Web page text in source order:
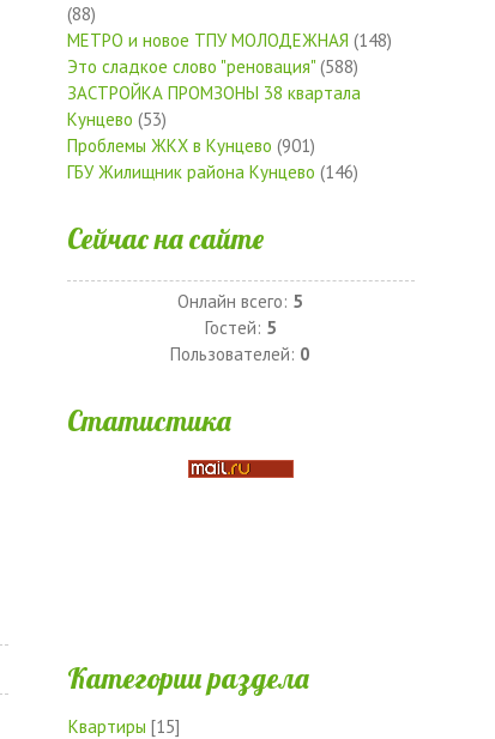
(88)
МЕТРО и новое ТПУ МОЛОДЕЖНАЯ (148)
Это сладкое слово "реновация"(588)
ЗАСТРОЙКА ПРОМЗОНЫ 38 квартала
Кунцево (53)
Проблемы ЖКХ в Кунцево (901)
ГБУ Жилищник района Кунцево (146)
Сейчас на сайте
Онлайн всего: 5
Гостей: 5
Пользователей: 0
Статистика
Категории раздела
Квартиры [15]